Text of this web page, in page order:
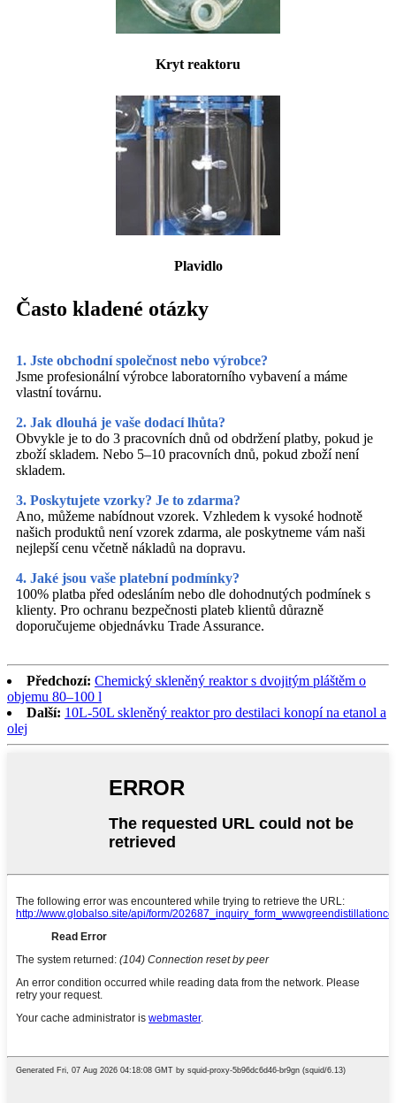
Kryt reaktoru
Plavidlo
Často kladené otázky
1. Jste obchodní společnost nebo výrobce?
Jsme profesionální výrobce laboratorního vybavení a máme
vlastní továrnu.
2. Jak dlouhá je vaše dodací lhůta?
Obvykle je to do 3 pracovních dnů od obdržení platby, pokud je
zboží skladem. Nebo 5–10 pracovních dnů, pokud zboží není
skladem.
3. Poskytujete vzorky? Je to zdarma?
Ano, můžeme nabídnout vzorek. Vzhledem k vysoké hodnotě
našich produktů není vzorek zdarma, ale poskytneme vám naši
nejlepší cenu včetně nákladů na dopravu.
4. Jaké jsou vaše platební podmínky?
100% platba před odesláním nebo dle dohodnutých podmínek s
klienty. Pro ochranu bezpečnosti plateb klientů důrazně
doporučujeme objednávku Trade Assurance.
Předchozí: Chemický skleněný reaktor s dvojitým pláštěm o
objemu 80–100 l
Další: 10L-50L skleněný reaktor pro destilaci konopí na etanol a
olej